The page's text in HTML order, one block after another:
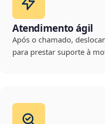
Atendimento ágil
Após o chamado,
para prestar suporte à